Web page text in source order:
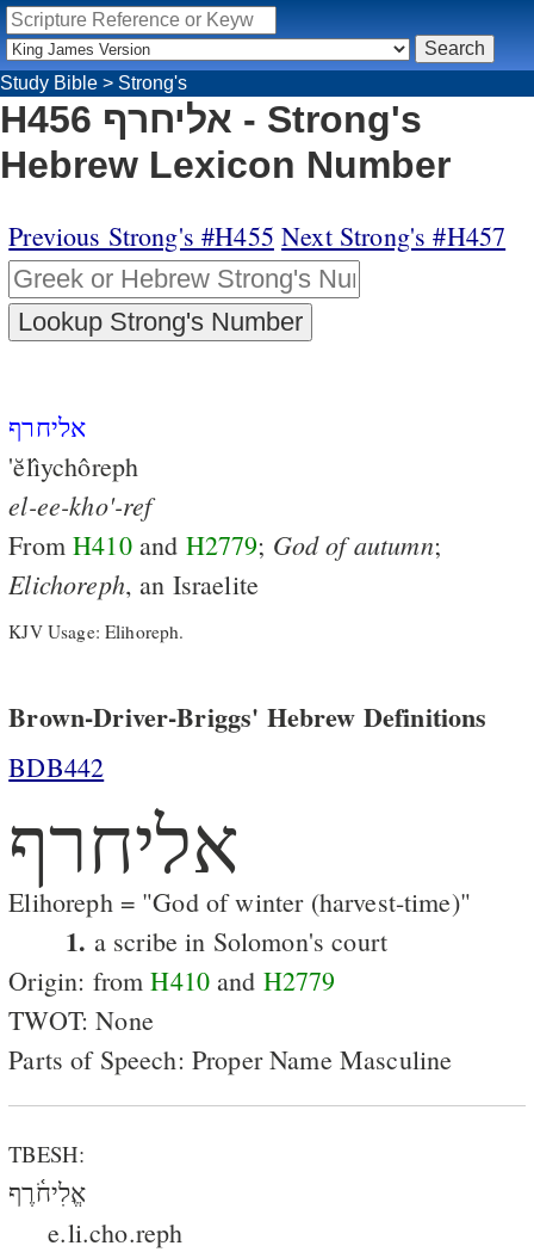
Study Bible > Strong's
H456 אליחרף - Strong's
Hebrew Lexicon Number
Previous Strong's #H455 Next Strong's #H457
אליחרף
'ĕlı̂ychôreph
el-ee-kho'-ref
FromH410and H2779; God of autumn;
Elichoreph, an Israelite
KJV Usage: Elihoreph.
Brown-Driver-Briggs' Hebrew Definitions
BDB442
אליחרף
Elihoreph = "God of winter (harvest-time)"
1. a scribe in Solomon's court
Origin: fromH410and H2779
TWOT: None
Parts of Speech: Proper Name Masculine
TBESH:
אֱלִיחֹ֫רֶף
e.li.cho.reph